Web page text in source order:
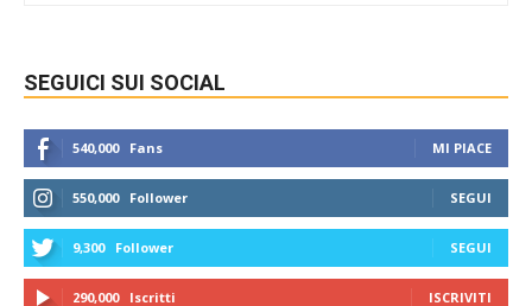
SEGUICI SUI SOCIAL
540,000 Fans MI PIACE
550,000 Follower SEGUI
9,300 Follower SEGUI
290,000 Iscritti ISCRIVITI